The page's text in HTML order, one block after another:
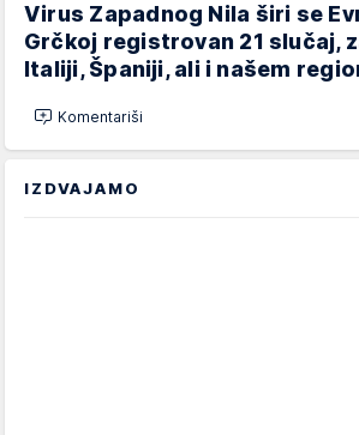
Virus Zapadnog Nila širi se
Grčkoj registrovan 21 slučaj,
Italiji, Španiji, ali i našem
Komentariši
IZDVAJAMO